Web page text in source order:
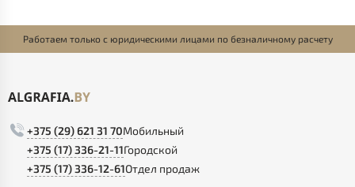
Работаем только с юридическими лицами по безналичному расчету
+375 (29) 621 31 70Мобильный
+375 (17) 336-21-11Городской
+375 (17) 336-12-61Отдел продаж